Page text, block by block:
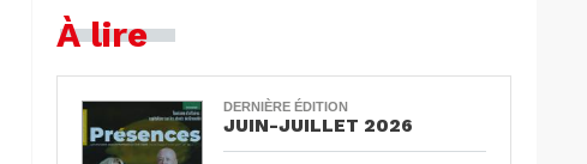
À lire
DERNIÈRE ÉDITION
JUIN-JUILLET 2026